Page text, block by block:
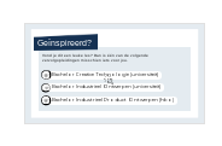
Geïnspireerd?
Vond je dit een leuke les? Dan is één van de volgende
vervolgopleidingen misschien iets voor jou.
Bachelor Creative Technologie (universiteit)
Bachelor Industrieel Ontwerpen (universiteit)
Bachelor Industrieel Product Ontwerpen (hbo)